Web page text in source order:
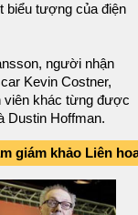
biểu tượng của điện
người nhận
Kevin Costner,
viên khác từng được
Dustin Hoffman.
giám khảo Liên